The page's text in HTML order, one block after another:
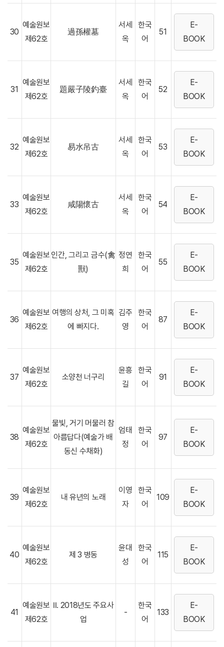
30
예술원보
제62호
過孫權墓
서세
옥
한국
어
51
E-
BOOK
31
예술원보
제62호
題嚴子陵釣臺
서세
옥
한국
어
52
E-
BOOK
32
예술원보
제62호
易水吊古
서세
옥
한국
어
53
E-
BOOK
33
예술원보
제62호
咸陽懷古
서세
옥
한국
어
54
E-
BOOK
35
예술원보
제62호
인간, 그리고 금수(禽
獸)
정연
희
한국
어
55
E-
BOOK
36
예술원보
제62호
여행의 상처, 그 미혹
에 빠지다.
김주
영
한국
어
87
E-
BOOK
37
예술원보
제62호
소양천 너구리
윤흥
길
한국
어
91
E-
BOOK
38
예술원보
제62호
물빛, 거기 머물러 참
아름답다(예술가 배
동신 수채화)
엄태
정
한국
어
97
E-
BOOK
39
예술원보
제62호
내 유년의 노래
이영
자
한국
어
109
E-
BOOK
40
예술원보
제62호
제 3 병동
윤대
성
한국
어
115
E-
BOOK
41
예술원보
제62호
Ⅱ. 2018년도 주요사
업
-
한국
어
133
E-
BOOK